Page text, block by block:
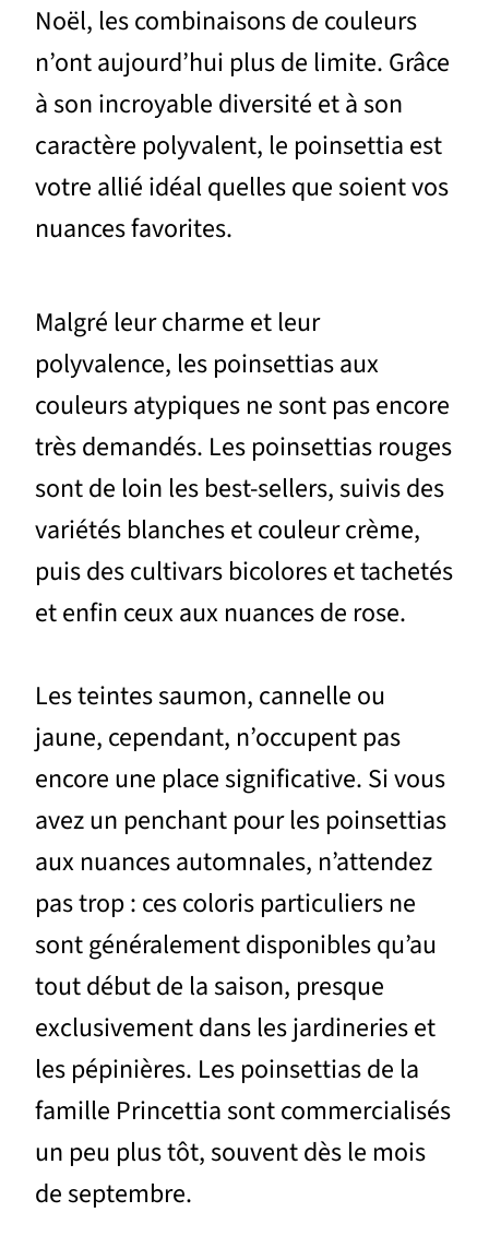
Noël, les combinaisons de couleurs
n’ont aujourd’hui plus de limite. Grâce
à son incroyable diversité et à son
caractère polyvalent, le poinsettia est
votre allié idéal quelles que soient vos
nuances favorites.
Malgré leur charme et leur
polyvalence, les poinsettias aux
couleurs atypiques ne sont pas encore
très demandés. Les poinsettias rouges
sont de loin les best-sellers, suivis des
variétés blanches et couleur crème,
puis des cultivars bicolores et tachetés
et enfin ceux aux nuances de rose.
Les teintes saumon, cannelle ou
jaune, cependant, n’occupent pas
encore une place significative. Si vous
avez un penchant pour les poinsettias
aux nuances automnales, n’attendez
pas trop : ces coloris particuliers ne
sont généralement disponibles qu’au
tout début de la saison, presque
exclusivement dans les jardineries et
les pépinières. Les poinsettias de la
famille Princettia sont commercialisés
un peu plus tôt, souvent dès le mois
de septembre.